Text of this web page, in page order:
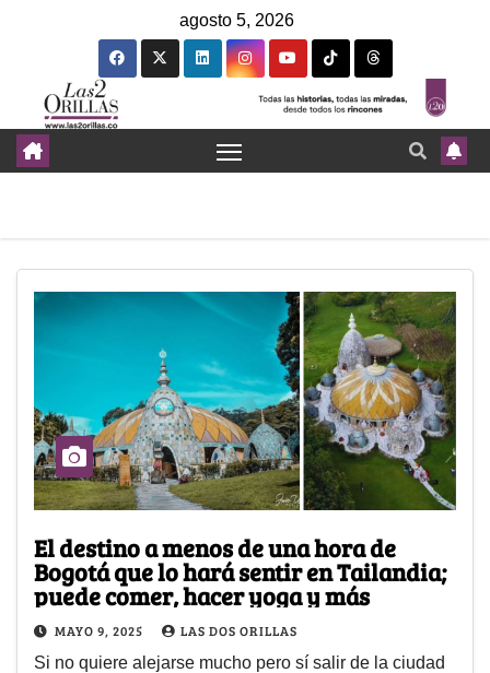
agosto 5, 2026
El destino a menos de una hora de
Bogotá que lo hará sentir en Tailandia;
puede comer, hacer yoga y más
MAYO 9, 2025 LAS DOS ORILLAS
Si no quiere alejarse mucho pero sí salir de la ciudad